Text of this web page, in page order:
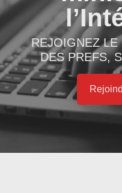
REJOIGNEZ LE
DES PREFS,